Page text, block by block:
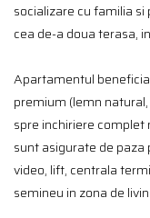
socializare cu familia
cea de-a doua terasa,
Apartamentul
premium (lemn
spre inchiriere
sunt asigurate de
video, lift, centrala
semineu in zona de